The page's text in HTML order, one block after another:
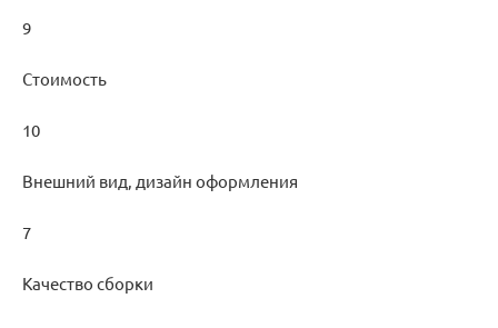
9
Стоимость
10
Внешний вид, дизайн оформления
7
Качество сборки